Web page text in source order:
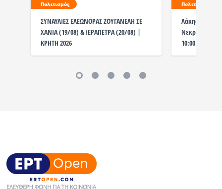
Πολιτισμός
ΣΥΝΑΥΛΙΕΣ ΕΛΕΩΝΟΡΑΣ ΖΟΥΓΑΝΕΛΗ ΣΕ
ΧΑΝΙΑ (19/08) & ΙΕΡΑΠΕΤΡΑ (20/08) |
ΚΡΗΤΗ 2026
Πολιτισμός
Λάκης
Νεκροταφείο
10:00 το